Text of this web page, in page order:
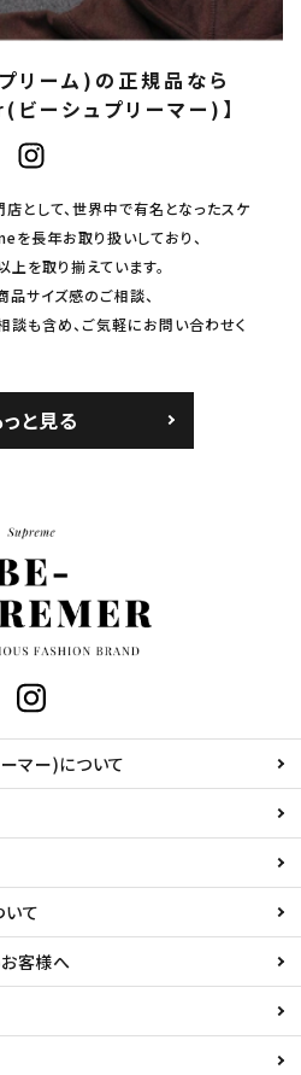
ーム)の正規品なら
ーシュプリーマー)】
として、世界中で有名となったスケ
を長年お取り扱いしており、
を取り揃えています。
品サイズ感のご相談、
談も含め、ご気軽にお問い合わせく
と見る
マー)について
て
客様へ